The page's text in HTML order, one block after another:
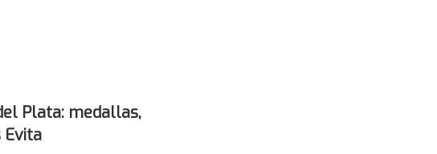
Plata: medallas,
Evita